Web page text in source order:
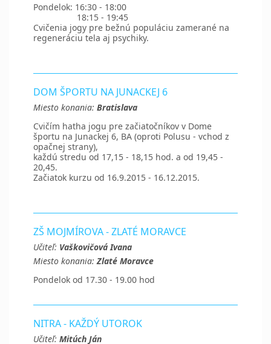
Pondelok: 16:30 - 18:00
18:15 - 19:45
Cvičenia jogy pre bežnú populáciu zamerané na
regeneráciu tela aj psychiky.
DOM ŠPORTU NA JUNACKEJ 6
Miesto konania: Bratislava
Cvičím hatha jogu pre začiatočníkov v Dome
športu na Junackej 6, BA (oproti Polusu - vchod z
opačnej strany),
každú stredu od 17,15 - 18,15 hod. a od 19,45 -
20,45.
Začiatok kurzu od 16.9.2015 - 16.12.2015.
ZŠ MOJMÍROVA - ZLATÉ MORAVCE
Učiteľ: Vaškovičová Ivana
Miesto konania:Zlaté Moravce
Pondelok od 17.30 - 19.00 hod
NITRA - KAŽDÝ UTOROK
Učiteľ: Mitúch Ján